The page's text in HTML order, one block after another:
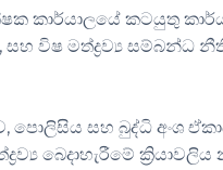
කාර්යාලයේ කටයුතු
විෂ මත්ද්‍රව්‍ය සම්බන්ධ
පොලිසිය සහ බුද්ධි අංශ
බෙදාහැරීමේ ක්‍රියාවලිය